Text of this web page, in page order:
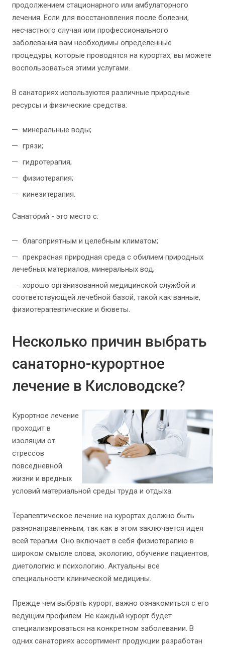
продолжением стационарного или амбулаторного
лечения. Если для восстановления после болезни,
несчастного случая или профессионального
заболевания вам необходимы определенные
процедуры, которые проводятся на курортах, вы можете
воспользоваться этими услугами.
В санаториях используются различные природные
ресурсы и физические средства:
минеральные воды;
грязи;
гидротерапия;
физиотерапия;
кинезитерапия.
Санаторий - это место с:
благоприятным и целебным климатом;
прекрасная природная среда с обилием природных
лечебных материалов, минеральных вод;
хорошо организованной медицинской службой и
соответствующей лечебной базой, такой как ванные,
физиотерапевтические и бюветы.
Несколько причин выбрать
санаторно-курортное
лечение в Кисловодске?
Курортное лечение
проходит в
изоляции от
стрессов
повседневной
жизни и вредных
условий материальной среды труда и отдыха.
Терапевтическое лечение на курортах должно быть
разнонаправленным, так как в этом заключается идея
всей терапии. Оно включает в себя физиотерапию в
широком смысле слова, экологию, обучение пациентов,
диетологию и психологию. Актуальны все
специальности клинической медицины.
Прежде чем выбрать курорт, важно ознакомиться с его
ведущим профилем. Не каждый курорт будет
специализироваться на конкретном заболевании. В
одних санаториях ассортимент продукции разработан